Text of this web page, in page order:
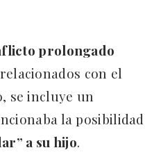
prolongado
con el
se incluye un
la posibilidad
a su hijo.